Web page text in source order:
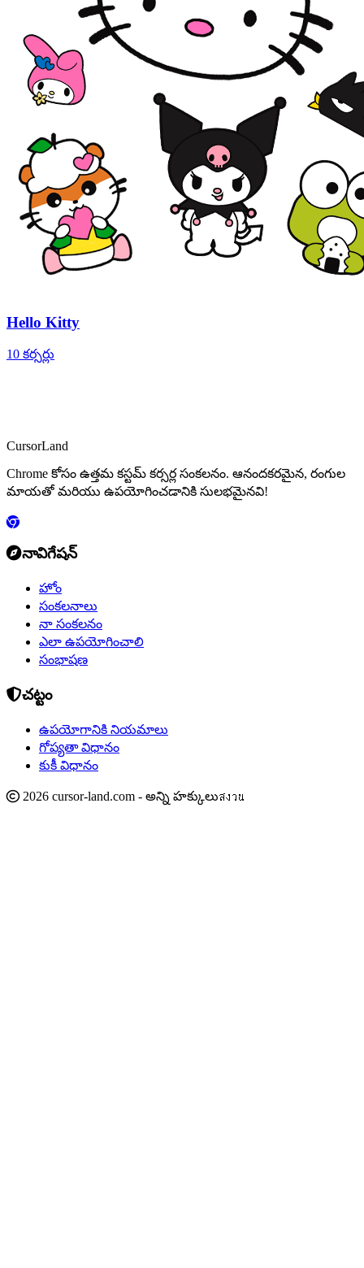
Hello Kitty
10 కర్సర్లు
CursorLand
Chrome కోసం ఉత్తమ కస్టమ్ కర్సర్ల సంకలనం. ఆనందకరమైన, రంగుల
మాయతో మరియు ఉపయోగించడానికి సులభమైనవి!
నావిగేషన్
హోం
సంకలనాలు
నా సంకలనం
ఎలా ఉపయోగించాలి
సంభాషణ
చట్టం
ఉపయోగానికి నియమాలు
గోప్యతా విధానం
కుకీ విధానం
2026 cursor-land.com - అన్ని హక్కులుสงวน